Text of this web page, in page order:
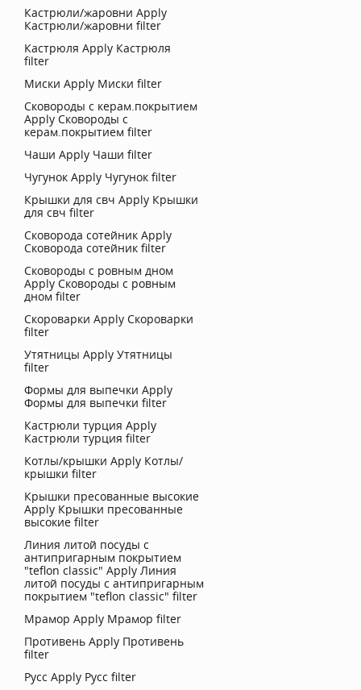
Кастрюли/жаровни Apply
Кастрюли/жаровни filter
Кастрюля Apply Кастрюля
filter
Миски Apply Миски filter
Сковороды с керам.покрытием
Apply Сковороды с
керам.покрытием filter
Чаши Apply Чаши filter
Чугунок Apply Чугунок filter
Крышки для свч Apply Крышки
для свч filter
Сковорода сотейник Apply
Сковорода сотейник filter
Сковороды с ровным дном
Apply Сковороды с ровным
дном filter
Скороварки Apply Скороварки
filter
Утятницы Apply Утятницы
filter
Формы для выпечки Apply
Формы для выпечки filter
Кастрюли турция Apply
Кастрюли турция filter
Котлы/крышки Apply Котлы/
крышки filter
Крышки пресованные высокие
Apply Крышки пресованные
высокие filter
Линия литой посуды с
антипригарным покрытием
"teflon classic" Apply Линия
литой посуды с антипригарным
покрытием "teflon classic" filter
Мрамор Apply Мрамор filter
Противень Apply Противень
filter
Русс Apply Русс filter